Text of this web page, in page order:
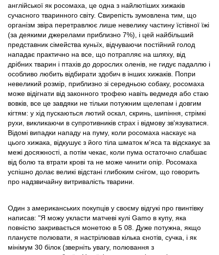
англійської як росомаха, це одна з найлютіших хижаків
сучасного тваринного світу. Свирепість зумовлена тим, що
організм звіра перетравлює лише невелику частину їстівної їжі
(за деякими джерелами приблизно 7%), і цей найбільший
представник сімейства куньїх, відчуваючи постійний голод
нападає практично на все, що потрапляє на шляху, від
дрібних тварин і птахів до дорослих оленів, не гидує падаллю і
особливо любить відбирати здобич в інших хижаків. Попри
невеликий розмір, приблизно зі середньою собаку, росомаха
може відігнати від законного трофею навіть ведмедя або стаю
вовків, все це завдяки не тільки потужним щелепам і довгим
кігтям: у хід пускаються лютий оскал, скринь, шипіння, стрімкі
рухи, викликаючи в супротивників страх і відмову зв'язуватися.
Відомі випадки нападу на пуму, коли росомаха наскаує на
цього хижака, відкушує з його тіла шматок м'яса та відскакує за
межі досяжності, а потім чекає, коли пума остаточно слабшає
від болю та втрати крові та не може чинити опір. Росомаха
успішно долає великі відстані глибоким снігом, що говорить
про надзвичайну витривалість тварини.
Один з американських покупців у своєму відгукі про гвинтівку
написав: "Я можу укласти матчеві кулі Gamo в купу, яка
повністю закривається монетою в 5 08. Дуже потужна, якщо
плануєте полювати, я настрілював кілька єнотів, сучка, і як
мінімум 30 білок (зверніть увагу, полювання з